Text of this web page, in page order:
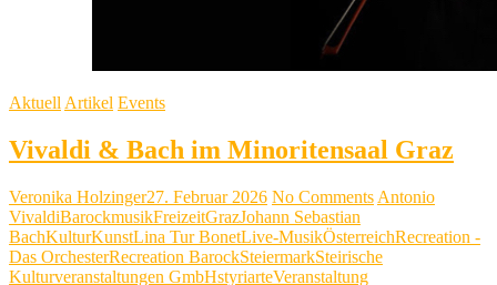
Aktuell Artikel Events
Vivaldi & Bach im Minoritensaal Graz
Veronika Holzinger27. Februar 2026 No Comments Antonio
VivaldiBarockmusikFreizeitGrazJohann Sebastian
BachKulturKunstLina Tur BonetLive-MusikÖsterreichRecreation -
Das OrchesterRecreation BarockSteiermarkSteirische
Kulturveranstaltungen GmbHstyriarteVeranstaltung